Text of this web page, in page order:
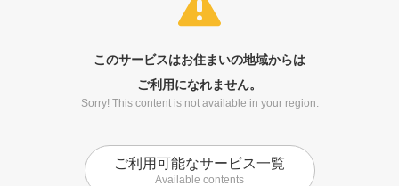
このサービスはお住まいの地域からは
ご利用になれません。
Sorry! This content is not available in your region.
ご利用可能なサービス一覧
Available contents